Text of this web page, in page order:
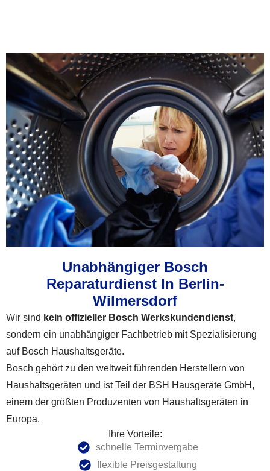
Unabhängiger Bosch
Reparaturdienst In Berlin-
Wilmersdorf
Wir sind kein offizieller Bosch Werkskundendienst,
sondern ein unabhängiger Fachbetrieb mit Spezialisierung
auf Bosch Haushaltsgeräte.
Bosch gehört zu den weltweit führenden Herstellern von
Haushaltsgeräten und ist Teil der BSH Hausgeräte GmbH,
einem der größten Produzenten von Haushaltsgeräten in
Europa.
Ihre Vorteile:
schnelle Terminvergabe
flexible Preisgestaltung